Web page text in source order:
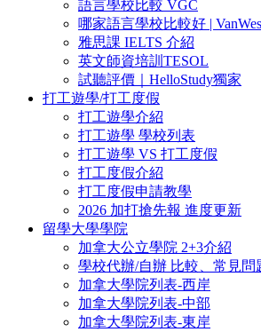
語言學校比較 VGC
哪家語言學校比較好 |
雅思課 IELTS 介紹
英文師資培訓TESOL
試聽評價｜HelloStudy獨家
打工遊學/打工度假
打工遊學介紹
打工遊學 學校列表
打工遊學 VS 打工度假
打工度假介紹
打工度假申請教學
2026 加打搶先報 進度更新
留學大學學院
加拿大公立學院 2+3介紹
學校代辦/自辦 比較、常見問
加拿大學院列表-西岸
加拿大學院列表-中部
加拿大學院列表-東岸